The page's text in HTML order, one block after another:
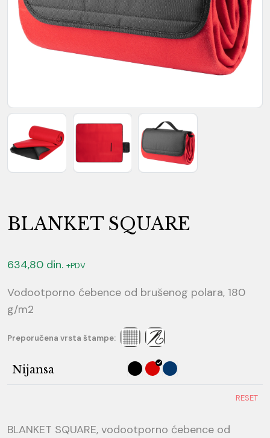
BLANKET SQUARE
634,80 din. +PDV
Vodootporno ćebence od brušenog polara, 180
g/m2
Preporučena vrsta štampe:
Nijansa
RESET
BLANKET SQUARE, vodootporno ćebence od